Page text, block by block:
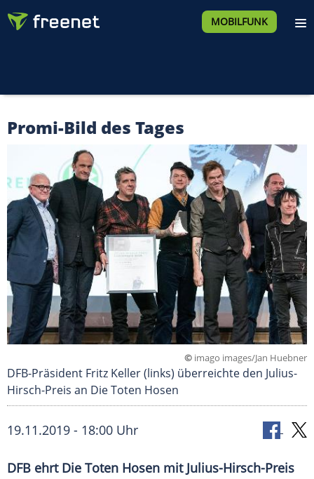
MOBILFUNK
Promi-Bild des Tages
© imago images/Jan Huebner
DFB-Präsident Fritz Keller (links) überreichte den Julius-
Hirsch-Preis an Die Toten Hosen
19.11.2019 - 18:00 Uhr
DFB ehrt Die Toten Hosen mit Julius-Hirsch-Preis